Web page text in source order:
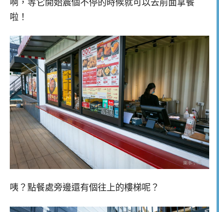
啊，等它開始震個不停的時候就可以去前面拿餐
啦！
咦？點餐處旁邊還有個往上的樓梯呢？